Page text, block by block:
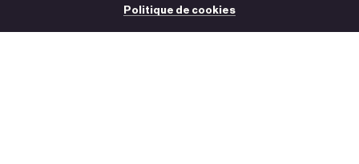
Politique de cookies